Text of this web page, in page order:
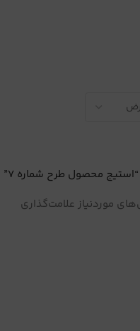
محصول طرح شماره 7”
موردنیاز علامت‌گذاری